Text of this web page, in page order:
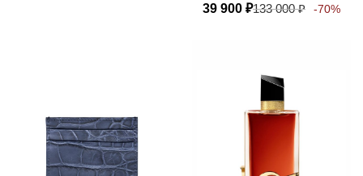
39 900 ₽133 000₽ -70%